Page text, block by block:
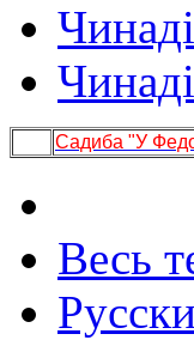
Садиба "У
Весь